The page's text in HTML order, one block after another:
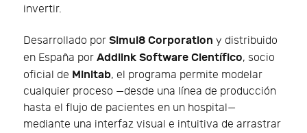
invertir.
Desarrollado por Simul8 Corporation y distribuido
en España por Addlink Software Científico, socio
oficial de Minitab, el programa permite modelar
cualquier proceso —desde una línea de producción
hasta el flujo de pacientes en un hospital—
mediante una interfaz visual e intuitiva de arrastrar